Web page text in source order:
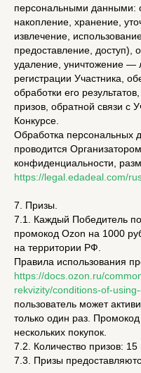
персональными данными:
накопление, хранение,
извлечение,
предоставление, доступ),
удаление, уничтожение
регистрации Участника,
обработки его
призов, обратной связи с
Конкурсе.
Обработка персональных
проводится
конфиденциальности,
https://legal.edadeal.com/
7. Призы.
7.1. Каждый Победитель
промокод Ozon на 1000
на территории РФ.
Правила использования
https://docs.ozon.ru/
rekvizity/conditions-of-
пользователь может
только один раз.
нескольких покупок.
7.2. Количество призов:
7.3. Призы